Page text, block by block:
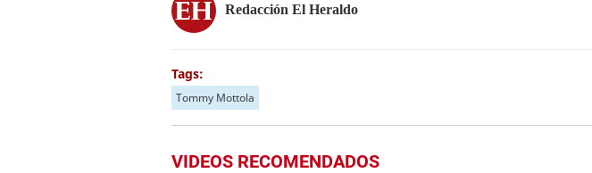
Redacción El Heraldo
Tags:
Tommy Mottola
VIDEOS RECOMENDADOS